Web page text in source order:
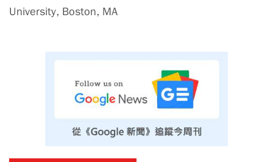
University, Boston, MA